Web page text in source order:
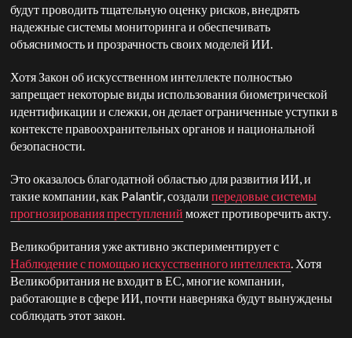
будут проводить тщательную оценку рисков, внедрять
надежные системы мониторинга и обеспечивать
объяснимость и прозрачность своих моделей ИИ.
Хотя Закон об искусственном интеллекте полностью
запрещает некоторые виды использования биометрической
идентификации и слежки, он делает ограниченные уступки в
контексте правоохранительных органов и национальной
безопасности.
Это оказалось благодатной областью для развития ИИ, и
такие компании, как Palantir, создалипередовые системы
прогнозирования преступлений может противоречить акту.
Великобритания уже активно экспериментирует с
Наблюдение с помощью искусственного интеллекта. Хотя
Великобритания не входит в ЕС, многие компании,
работающие в сфере ИИ, почти наверняка будут вынуждены
соблюдать этот закон.